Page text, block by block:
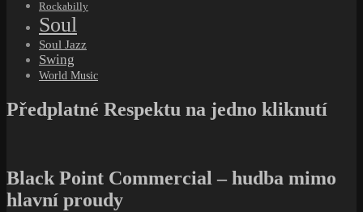
Rockabilly
Soul
Soul Jazz
Swing
World Music
Předplatné Respektu na jedno kliknutí
Black Point Commercial – hudba mimo
hlavní proudy